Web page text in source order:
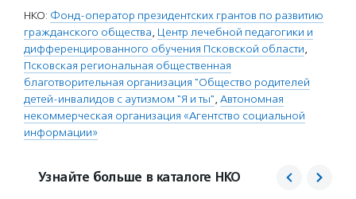
НКО: Фонд-оператор президентских грантов по развитию
гражданского общества, Центр лечебной педагогики и
дифференцированного обучения Псковской области,
Псковская региональная общественная
благотворительная организация "Общество родителей
детей-инвалидов с аутизмом "Я и ты", Автономная
некоммерческая организация «Агентство социальной
информации»
Узнайте больше в каталоге НКО